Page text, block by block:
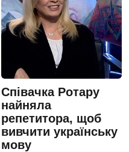
Співачка Ротару
найняла
репетитора, щоб
вивчити українську
мову